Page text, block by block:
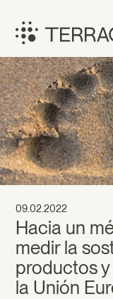
content
Terraqui
Hacia un
medir la
productos
la Unión
09.02.2022